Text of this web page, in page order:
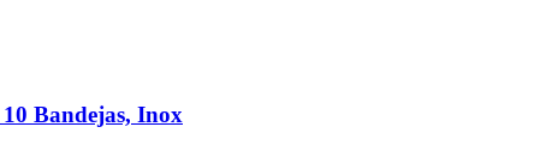
Bandejas, Inox